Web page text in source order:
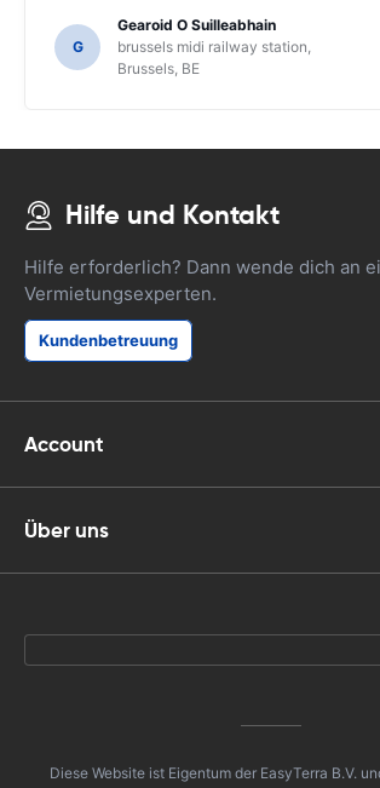
zur Führung fragen und nur dafür
hätten wir die Funktionen des SAT NAV
nicht herausgefunden.
G
Gearoid O Suilleabhain
brussels midi railway station,
Brussels, BE
Hilfe und Kontakt
Hilfe erforderlich? Dann wende dich an
Vermietungsexperten.
Kundenbetreuung
Account
Über uns
Diese Website ist Eigentum der EasyTerra B.V.